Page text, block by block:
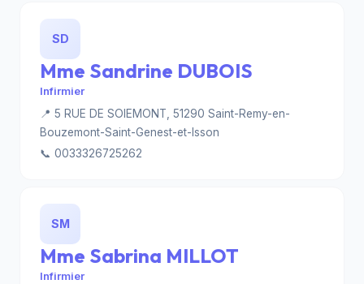
SD
Mme Sandrine DUBOIS
Infirmier
📍 5 RUE DE SOIEMONT, 51290 Saint-Remy-en-
Bouzemont-Saint-Genest-et-Isson
📞 0033326725262
SM
Mme Sabrina MILLOT
Infirmier